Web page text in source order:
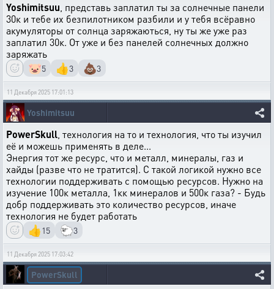
Yoshimitsuu , представь заплатил ты за солнечные панели
30к и тебе их безпилотником разбили и у тебя всёравно
акумуляторы от солнца заряжаються, ну ты же уже раз
заплатил 30к. От уже и без панелей солнечных должно
заряжать
🐷5 👍3 💩3
11 Декабря 2025 17:01:13
Yoshimitsuu
PowerSkull , технология на то и технология, что ты изучил
её и можешь применять в деле...
Энергия тот же ресурс, что и металл, минералы, газ и
хайды (разве что не тратится). С такой логикой нужно все
технологии поддерживать с помощью ресурсов. Нужно на
изучение 100к металла, 1кк минералов и 500к газа? - Будь
добр поддерживать это количество ресурсов, иначе
технология не будет работать
👍15 🐑3
11 Декабря 2025 17:03:42
PowerSkull